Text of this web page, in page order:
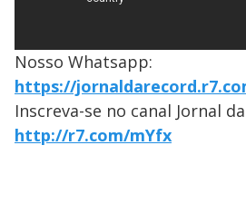
Nosso Whatsapp:
https://
Inscreva-se no canal Jornal
http://r7.com/mYfx